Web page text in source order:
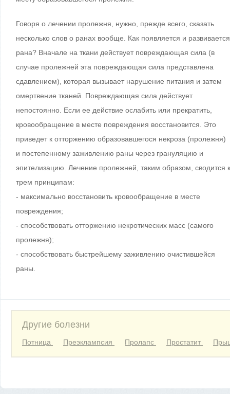
Говоря о лечении пролежня, нужно, прежде всего, сказать
несколько слов о ранах вообще. Как появляется и развивается
рана? Вначале на ткани действует повреждающая сила (в
случае пролежней эта повреждающая сила представлена
сдавлением), которая вызывает нарушение питания и затем
омертвение тканей. Повреждающая сила действует
непостоянно. Если ее действие ослабить или прекратить,
кровообращение в месте повреждения восстановится. Это
приведет к отторжению образовавшегося некроза (пролежня)
и постепенному заживлению раны через грануляцию и
эпителизацию. Лечение пролежней, таким образом, сводится к
трем принципам:
- максимально восстановить кровообращение в месте
повреждения;
- способствовать отторжению некротических масс (самого
пролежня);
- способствовать быстрейшему заживлению очистившейся
раны.
Другие болезни
Потница Преэклампсия Пролапс Простатит